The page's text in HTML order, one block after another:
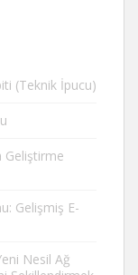
(Teknik İpucu)
Geliştirme
Gelişmiş E-
Nesil Ağ